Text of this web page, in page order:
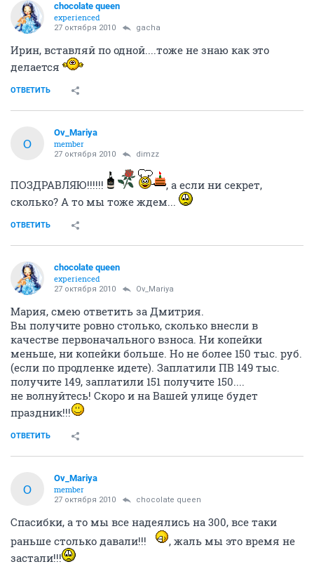
chocolate queen
experienced
27 октября 2010 gacha
Ирин, вставляй по одной....тоже не знаю как это
делается
ОТВЕТИТЬ
O
Ov_Mariya
member
27 октября 2010 dimzz
ПОЗДРАВЛЯЮ!!!!!!
, а если ни секрет,
сколько? А то мы тоже ждем...
ОТВЕТИТЬ
chocolate queen
experienced
27 октября 2010 Ov_Mariya
Мария, смею ответить за Дмитрия.
Вы получите ровно столько, сколько внесли в
качестве первоначального взноса. Ни копейки
меньше, ни копейки больше. Но не более 150 тыс. руб.
(если по продленке идете). Заплатили ПВ 149 тыс.
получите 149, заплатили 151 получите 150....
не волнуйтесь! Скоро и на Вашей улице будет
праздник!!!
ОТВЕТИТЬ
O
Ov_Mariya
member
27 октября 2010 chocolate queen
Спасибки, а то мы все надеялись на 300, все таки
раньше столько давали!!!
, жаль мы это время не
застали!!!